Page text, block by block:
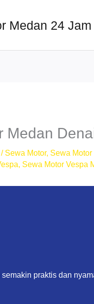
Medan 24 Jam
Medan
/ Sewa Motor, Sewa
, Sewa Motor Vespa
praktis dan